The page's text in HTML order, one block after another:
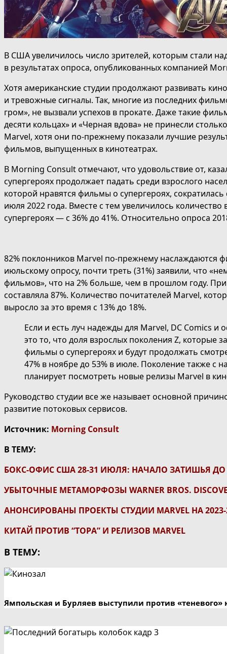
В США увеличилось число зрителей, которым стали
в результатах опроса, опубликованных компанией
Хотя американские студии продолжают развивать
и тревожные сигналы. Так, многие из последних
гром», не вызвали успехов в прокате. Даже такие
десяти кольцах» и «Черная вдова» не принесли
Marvel, хотя они по-прежнему показали лучшие
фильмов, выпущенных в кинотеатрах.
В Morning Consult отмечают, что удовольствие от,
супергероях продолжает падать среди взрослого
которой нравятся фильмы о супергероях, сократилась
июля 2022 года. Вместе с тем увеличилось
супергероях — с 36% до 41%. Относительно опроса
82% поклонников Marvel по-прежнему наслаждаются
июльскому опросу, почти треть (31%) заявили, что
фильмов», что на 2% больше, чем в прошлом году.
составляла 87%. Количество почитателей Marvel,
выросло за это время с 13% до 18%.
Если и есть луч надежды для Marvel, DC Comics и
это то, что доля взрослых поколения Z, которые
фильмы о супергероях и будут продолжать
47% в ноябре до 53% в июле. Поколение также с
планирует посмотреть новые релизы Marvel в
Руководство студии все же называет основной
развитие потоковых сервисов.
Источник: Morning Consult
В ТЕМУ:
БОКС-ОФИС США 28-31 ИЮЛЯ: НАЧАЛО ЗАТИШЬЯ
УБЫТОЧНЫЕ МЕТАМОРФОЗЫ WARNER BROS.
АНОНСИРОВАНЫ ПРОЕКТЫ СТУДИИ MARVEL НА
КИТАЙ ПРОТИВ “ТОРА” И РЕЛИЗОВ MARVEL
В ТЕМУ:
Ямпольская и Бурляев выступили против «теневого»